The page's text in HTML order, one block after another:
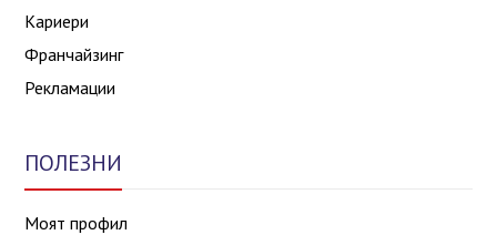
Кариери
Франчайзинг
Рекламации
ПОЛЕЗНИ
Моят профил